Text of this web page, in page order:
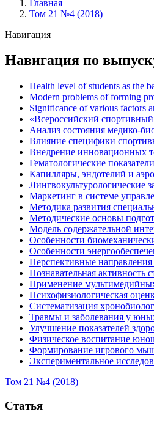
Строка
навигации
Главная
Том 21 №4 (2018)
Навигация
Навигация по
Health level of students as the
Modern problems of forming
Significance of various factors
«Всероссийский
Анализ состояния медико-
Влияние специфики
Внедрение инновационных
Гематологические
Капилляры, эндотелий и
Лингвокультурологические
Маркетинг в системе
Методика развития
Методические основы
Модель содержательной
Особенности
Особенности
Перспективные
Познавательная активность
Применение
Психофизиологическая
Систематизация
Травмы и заболевания у
Улучшение показателей
Физическое воспитание
Формирование игрового
Экспериментальное
Том 21 №4 (2018)
Статья